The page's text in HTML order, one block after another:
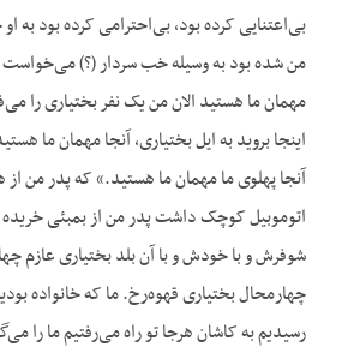
بی‌اعتنایی کرده بود، بی‌احترامی کرده بود
من شده بود به وسیله خب سردار (؟) می‌‌‌‌خواست
مهمان ما هستید الان من یک نفر بختیاری را
اینجا بروید به ایل بختیاری، آنجا مهمان ما
آنجا پهلوی ما مهمان ما هستید.» که پدر من از
اتوموبیل کوچک داشت پدر من از بمبئی
شوفرش و با خودش و با آن بلد بختیاری عازم
چهارمحال بختیاری قهوه‌رخ. ما که خانواده
رسیدیم به کاشان هرجا تو راه می‌‌‌‌رفتیم ما را